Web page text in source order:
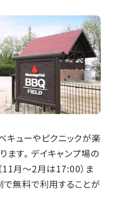
キューやピクニックが楽
ます。 デイキャンプ場の
月～2月は17:00）ま
で無料で利用することが